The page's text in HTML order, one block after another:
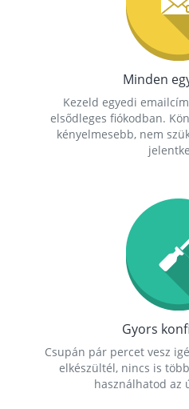
Minden
Kezeld egyedi
elsődleges fiókodban.
kényelmesebb, nem
Gyors
Csupán pár percet vesz
elkészültél, nincs is
használhatod az